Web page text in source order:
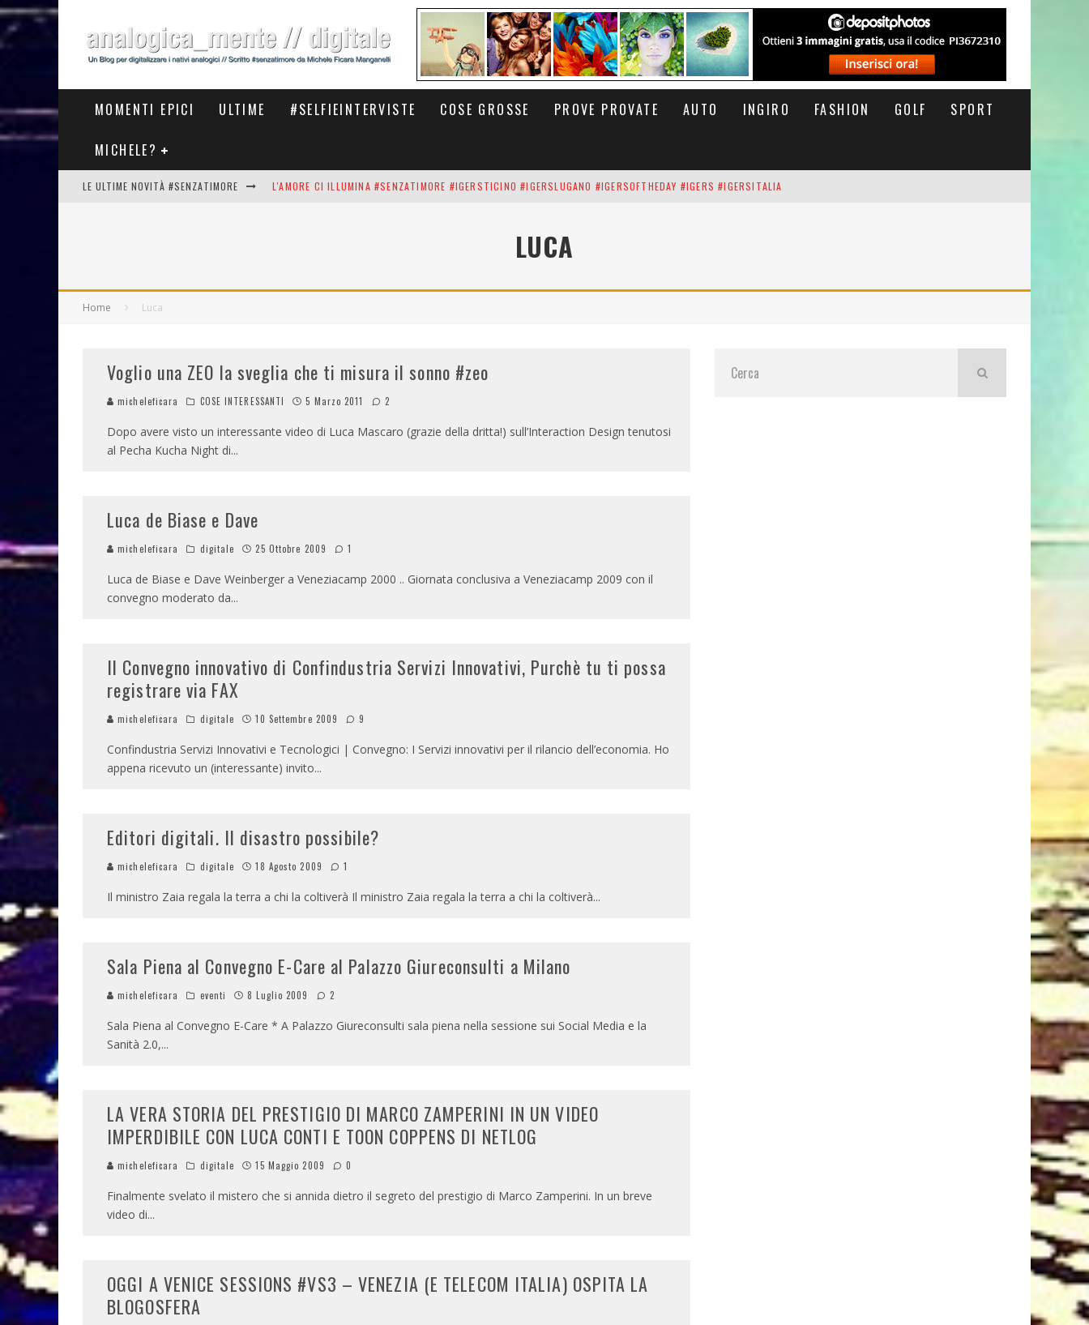
MOMENTI EPICI ULTIME #SELFIEINTERVISTE COSE GROSSE PROVE PROVATE AUTO INGIRO FASHION GOLF SPORT
MICHELE?
LE ULTIME NOVITÀ #SENZATIMORE L'AMORE CI ILLUMINA #SENZATIMORE #IGERSTICINO #IGERSLUGANO #IGERSOFTHEDAY #IGERS #IGERSITALIA
THE NEW #ASICS #RUNNING #SHOES IN MY HANDS #SENZATIMORE #IGERS #IGERSMILANO #IGERSOFTHEDAY
LUCA
Home Luca
Voglio una ZEO la sveglia che ti misura il sonno #zeo
micheleficara COSE INTERESSANTI 5 Marzo 2011 2
Dopo avere visto un interessante video di Luca Mascaro (grazie della dritta!) sull’Interaction Design tenutosi
al Pecha Kucha Night di...
Luca de Biase e Dave
micheleficara digitale 25 Ottobre 2009 1
Luca de Biase e Dave Weinberger a Veneziacamp 2000 .. Giornata conclusiva a Veneziacamp 2009 con il
convegno moderato da...
Il Convegno innovativo di Confindustria Servizi Innovativi, Purchè tu ti possa
registrare via FAX
micheleficara digitale 10 Settembre 2009 9
Confindustria Servizi Innovativi e Tecnologici | Convegno: I Servizi innovativi per il rilancio dell’economia. Ho
appena ricevuto un (interessante) invito...
Editori digitali. Il disastro possibile?
micheleficara digitale 18 Agosto 2009 1
Il ministro Zaia regala la terra a chi la coltiverà Il ministro Zaia regala la terra a chi la coltiverà...
Sala Piena al Convegno E-Care al Palazzo Giureconsulti a Milano
micheleficara eventi 8 Luglio 2009 2
Sala Piena al Convegno E-Care * A Palazzo Giureconsulti sala piena nella sessione sui Social Media e la
Sanità 2.0,...
LA VERA STORIA DEL PRESTIGIO DI MARCO ZAMPERINI IN UN VIDEO
IMPERDIBILE CON LUCA CONTI E TOON COPPENS DI NETLOG
micheleficara digitale 15 Maggio 2009 0
Finalmente svelato il mistero che si annida dietro il segreto del prestigio di Marco Zamperini. In un breve
video di...
OGGI A VENICE SESSIONS #VS3 – VENEZIA (E TELECOM ITALIA) OSPITA LA
BLOGOSFERA